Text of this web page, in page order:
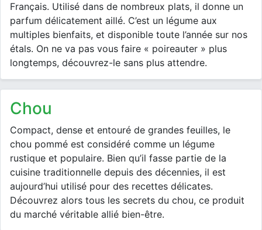
Français. Utilisé dans de nombreux plats, il donne un
parfum délicatement aillé. C’est un légume aux
multiples bienfaits, et disponible toute l’année sur nos
étals. On ne va pas vous faire « poireauter » plus
longtemps, découvrez-le sans plus attendre.
chou
Compact, dense et entouré de grandes feuilles, le
chou pommé est considéré comme un légume
rustique et populaire. Bien qu’il fasse partie de la
cuisine traditionnelle depuis des décennies, il est
aujourd’hui utilisé pour des recettes délicates.
Découvrez alors tous les secrets du chou, ce produit
du marché véritable allié bien-être.